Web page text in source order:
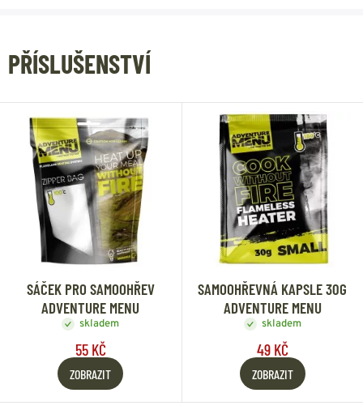
PŘÍSLUŠENSTVÍ
SÁČEK PRO SAMOOHŘEV
ADVENTURE MENU
skladem
55 KČ
ZOBRAZIT
SAMOOHŘEVNÁ KAPSLE 30G
ADVENTURE MENU
skladem
49 KČ
ZOBRAZIT